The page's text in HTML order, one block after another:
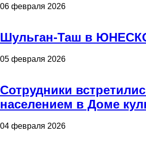
06 февраля 2026
Шульган-Таш в
05 февраля 2026
Сотрудники
населением в Доме
04 февраля 2026